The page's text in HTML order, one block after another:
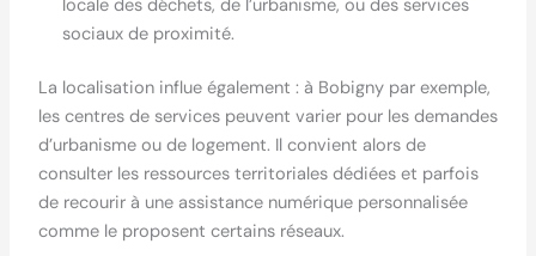
locale des déchets, de l’urbanisme, ou des services
sociaux de proximité.
La localisation influe également : à Bobigny par exemple,
les centres de services peuvent varier pour les demandes
d’urbanisme ou de logement. Il convient alors de
consulter les ressources territoriales dédiées et parfois
de recourir à une assistance numérique personnalisée
comme le proposent certains réseaux.